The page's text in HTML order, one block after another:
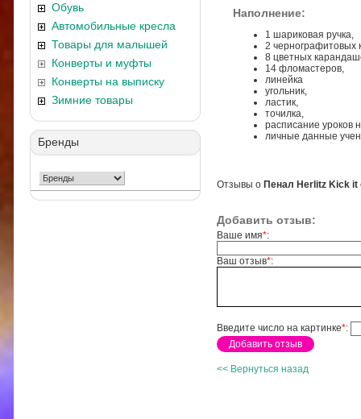
Обувь
Автомобильные кресла
Товары для малышей
Конверты и муфты
Конверты на выписку
Зимние товары
Бренды
Наполнение:
1 шариковая ручка,
2 чернографитовых
8 цветных
14 фломастеров,
линейка
угольник,
ластик,
точилка,
расписание уроков
личные данные
Отзывы о Пенал Herlitz Kick it
Добавить отзыв:
Ваше имя*:
Ваш отзыв*:
Введите число на картинке*:
<< Вернуться назад